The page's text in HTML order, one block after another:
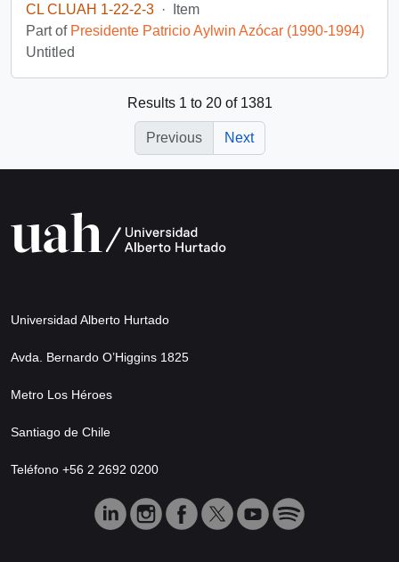
CL CLUAH 1-22-2-3 ·
Item
Part of Presidente Patricio Aylwin Azócar (1990-1994)
Untitled
Results 1 to 20 of 1381
Previous Next
Universidad Alberto Hurtado
Avda. Bernardo O’Higgins 1825
Metro Los Héroes
Santiago de Chile
Teléfono +56 2 2692 0200